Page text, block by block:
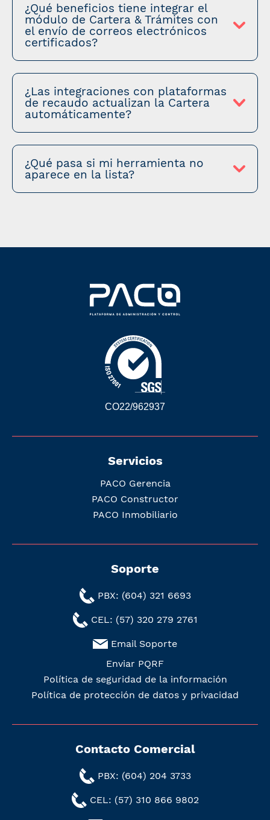
¿Qué beneficios tiene integrar el
módulo de Cartera & Trámites con
el envío de correos electrónicos
certificados?
¿Las integraciones con plataformas
de recaudo actualizan la Cartera
automáticamente?
¿Qué pasa si mi herramienta no
aparece en la lista?
CO22/962937
Servicios
PACO Gerencia
PACO Constructor
PACO Inmobiliario
Soporte
PBX: (604) 321 6693
CEL: (57) 320 279 2761
Email Soporte
Enviar PQRF
Política de seguridad de la información
Política de protección de datos y privacidad
Contacto Comercial
PBX: (604) 204 3733
CEL: (57) 310 866 9802